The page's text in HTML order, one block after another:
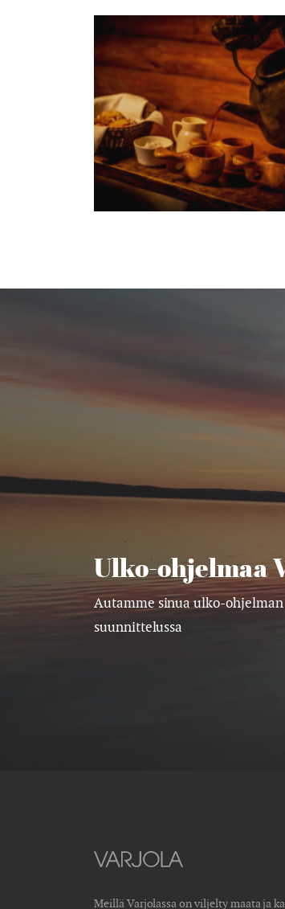
Ulko-ohjelmaa
Autamme sinua ulko-ohjelman
suunnittelussa
Meillä Varjolassa on viljelty maata ja